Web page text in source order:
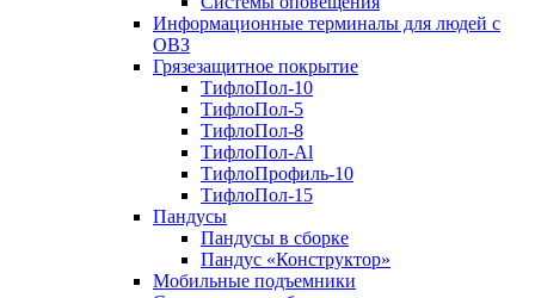
Информационные терминалы для людей с
ОВЗ
Грязезащитное покрытие
ТифлоПол-10
ТифлоПол-5
ТифлоПол-8
ТифлоПол-Al
ТифлоПрофиль-10
ТифлоПол-15
Пандусы
Пандусы в сборке
Пандус «Конструктор»
Мобильные подъемники